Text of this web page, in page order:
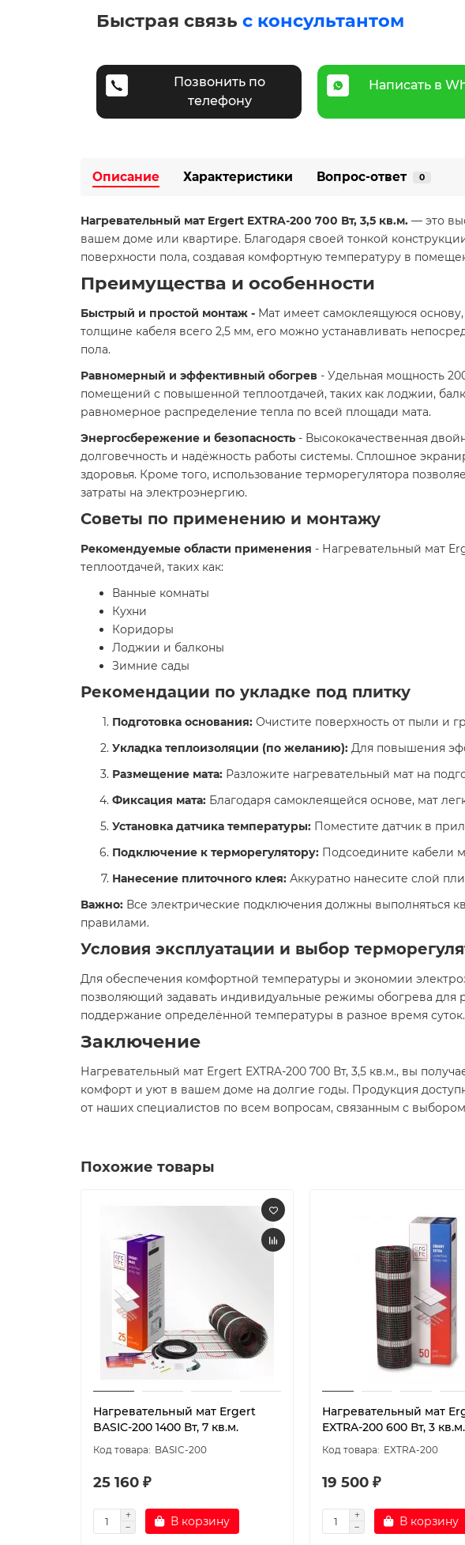
Быстрая связь с консультантом
Позвонить по
телефону
Написать в
Описание Характеристики Вопрос-ответ 0
Нагревательный мат Ergert EXTRA-200 700 Вт, 3,5 кв.м. — это
вашем доме или квартире. Благодаря своей тонкой
поверхности пола, создавая комфортную температуру в
Преимущества и особенности
Быстрый и простой монтаж - Мат имеет самоклеящуюся
толщине кабеля всего 2,5 мм, его можно устанавливать
пола.
Равномерный и эффективный обогрев - Удельная мощность
помещений с повышенной теплоотдачей, таких как лоджии,
равномерное распределение тепла по всей площади мата.
Энергосбережение и безопасность - Высококачественная
долговечность и надёжность работы системы. Сплошное
здоровья. Кроме того, использование терморегулятора
затраты на электроэнергию.
Советы по применению и монтажу
Рекомендуемые области применения - Нагревательный мат
теплоотдачей, таких как:​
Ванные комнаты​
Кухни​
Коридоры​
Лоджии и балконы​
Зимние сады
Рекомендации по укладке под плитку
Подготовка основания: Очистите поверхность от пыли и
Укладка теплоизоляции (по желанию): Для повышения
Размещение мата: Разложите нагревательный мат на
Фиксация мата: Благодаря самоклеящейся основе, мат
Установка датчика температуры: Поместите датчик в
Подключение к терморегулятору: Подсоедините кабели
Нанесение плиточного клея: Аккуратно нанесите слой
Важно: Все электрические подключения должны
правилами.​
Условия эксплуатации и выбор
Для обеспечения комфортной температуры и экономии
позволяющий задавать индивидуальные режимы обогрева для
поддержание определённой температуры в разное время суток.​
Заключение
Нагревательный мат Ergert EXTRA-200 700 Вт, 3,5 кв.м., вы
комфорт и уют в вашем доме на долгие годы. Продукция
от наших специалистов по всем вопросам, связанным с
Похожие товары
Нагревательный мат Ergert
BASIC-200 1400 Вт, 7 кв.м.
BASIC-200
25 160 ₽
В корзину
Нагревательный мат
EXTRA-200 600 Вт, 3 кв.м.
EXTRA-200
19 500 ₽
В корзину